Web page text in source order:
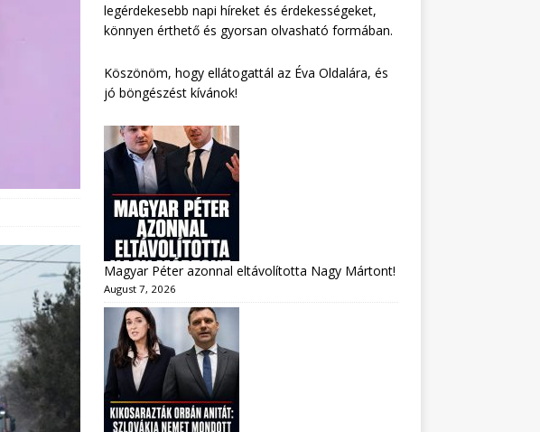
legérdekesebb napi híreket és érdekességeket,
könnyen érthető és gyorsan olvasható formában.
Köszönöm, hogy ellátogattál az Éva Oldalára, és
jó böngészést kívánok!
Magyar Péter azonnal eltávolította Nagy Mártont!
August 7, 2026